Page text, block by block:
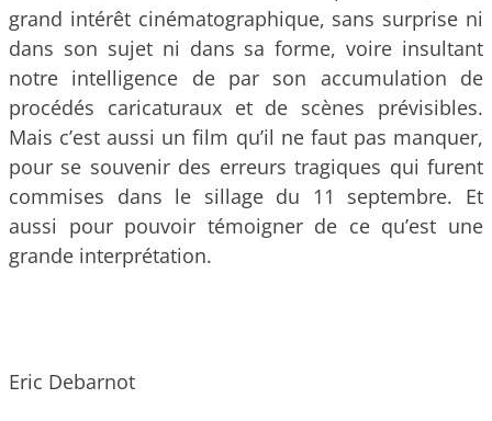
grand intérêt cinématographique, sans surprise ni
dans son sujet ni dans sa forme, voire insultant
notre intelligence de par son accumulation de
procédés caricaturaux et de scènes prévisibles.
Mais c’est aussi un film qu’il ne faut pas manquer,
pour se souvenir des erreurs tragiques qui furent
commises dans le sillage du 11 septembre. Et
aussi pour pouvoir témoigner de ce qu’est une
grande interprétation.
Eric Debarnot